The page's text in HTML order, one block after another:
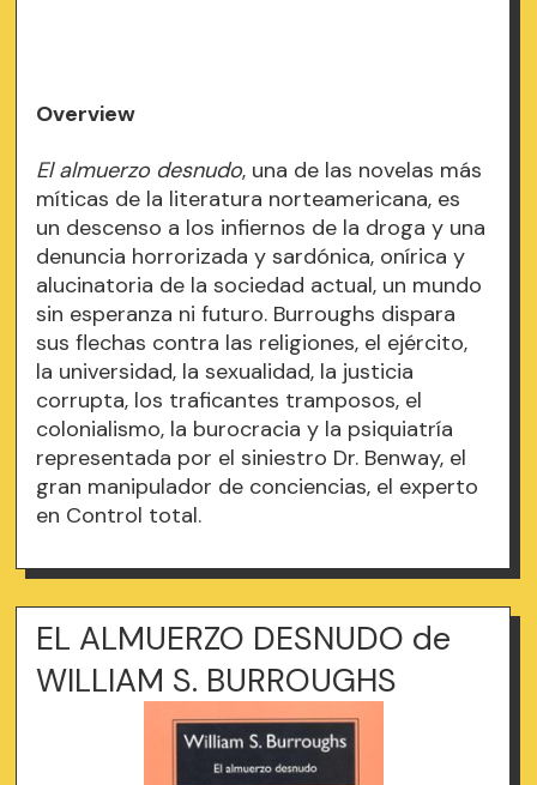
Overview
El almuerzo desnudo, una de las novelas más
míticas de la literatura norteamericana, es
un descenso a los infiernos de la droga y una
denuncia horrorizada y sardónica, onírica y
alucinatoria de la sociedad actual, un mundo
sin esperanza ni futuro. Burroughs dispara
sus flechas contra las religiones, el ejército,
la universidad, la sexualidad, la justicia
corrupta, los traficantes tramposos, el
colonialismo, la burocracia y la psiquiatría
representada por el siniestro Dr. Benway, el
gran manipulador de conciencias, el experto
en Control total.
EL ALMUERZO DESNUDO de
WILLIAM S. BURROUGHS